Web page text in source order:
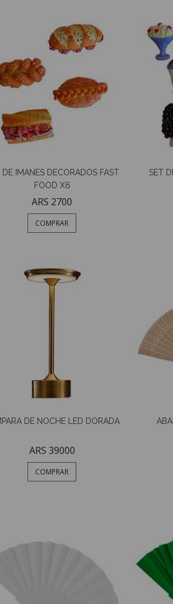
DE IMANES DECORADOS FAST
FOOD X6
ARS 2700
COMPRAR
SET
DE NOCHE LED DORADA
ARS 39000
COMPRAR